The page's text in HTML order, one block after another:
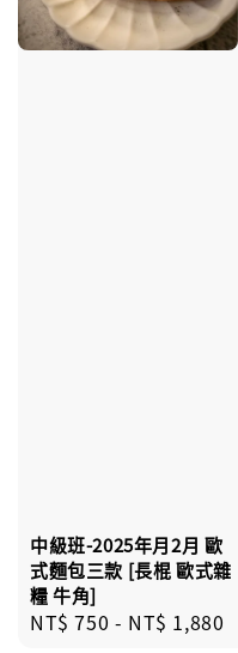
中級班-2025年月2月 歐
式麵包三款 [長棍 歐式雜
糧 牛角]
Regular
NT$ 750 - NT$ 1,880